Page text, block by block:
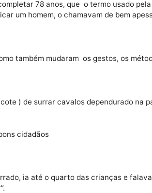
dizia que no tempo dela um
completar 78 anos, que o termo
como também mudaram os
( chicote ) de surrar cavalos